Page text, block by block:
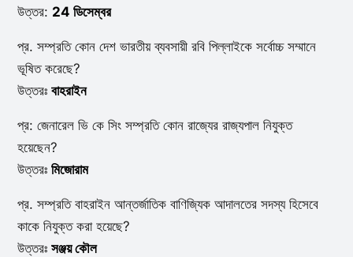
উত্তর: 24 ডিসেম্বর
প্র. সম্প্রতি কোন দেশ ভারতীয় ব্যবসায়ী রবি পিল্লাইকে সর্বোচ্চ সম্মানে
ভূষিত করেছে?
উত্তরঃ বাহরাইন
প্র: জেনারেল ভি কে সিং সম্প্রতি কোন রাজ্যের রাজ্যপাল নিযুক্ত
হয়েছেন?
উত্তরঃ মিজোরাম
প্র. সম্প্রতি বাহরাইন আন্তর্জাতিক বাণিজ্যিক আদালতের সদস্য হিসেবে
কাকে নিযুক্ত করা হয়েছে?
উত্তরঃ সঞ্জয় কৌল